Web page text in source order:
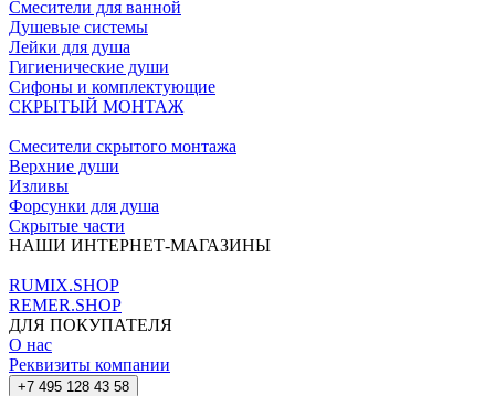
Смесители для ванной
Душевые системы
Лейки для душа
Гигиенические души
Сифоны и комплектующие
СКРЫТЫЙ МОНТАЖ
Смесители скрытого монтажа
Верхние души
Изливы
Форсунки для душа
Скрытые части
НАШИ ИНТЕРНЕТ-МАГАЗИНЫ
RUMIX.SHOP
REMER.SHOP
ДЛЯ ПОКУПАТЕЛЯ
О нас
Реквизиты компании
+7 495 128 43 58